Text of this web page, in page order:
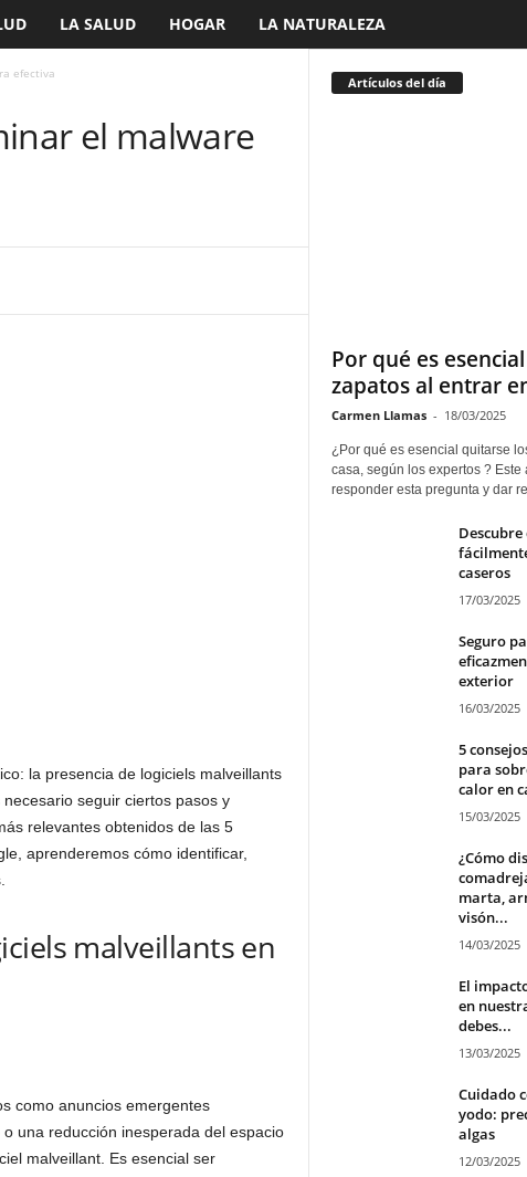
LA SALUD HOGAR LA NATURALEZA
efectiva
el malware
la presencia de logiciels malveillants
seguir ciertos pasos y
relevantes obtenidos de las 5
aprenderemos cómo identificar,
malveillants en
como anuncios emergentes
una reducción inesperada del espacio
malveillant. Es esencial ser
Artículos del día
Por qué es
zapatos al entrar
Carmen Llamas - 18/03/2025
¿Por qué es esencial quitarse
casa, según los expertos ? Este
responder esta pregunta y dar
caseros
17/03/2025
Seguro
exterior
16/03/2025
5
para
calor en
15/03/2025
¿Cómo
marta,
visón...
14/03/2025
El
en
debes...
13/03/2025
Cuidado
yodo:
algas
12/03/2025